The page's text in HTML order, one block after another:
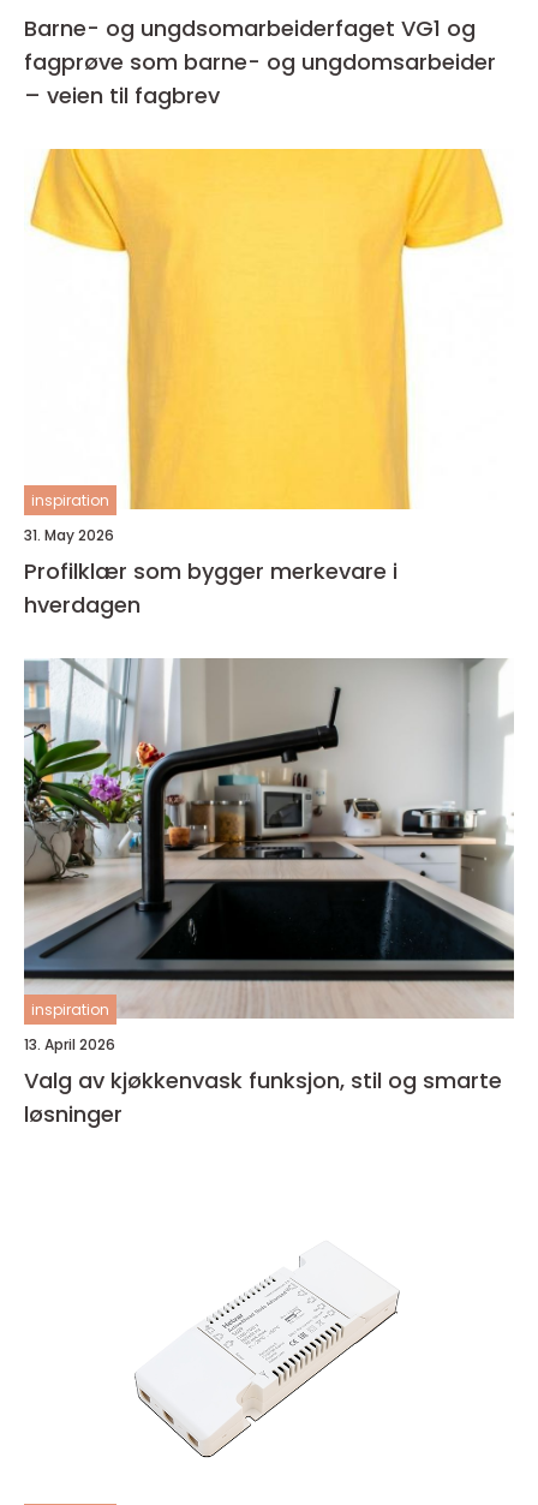
Barne- og ungdsomarbeiderfaget VG1 og
fagprøve som barne- og ungdomsarbeider
– veien til fagbrev
inspiration
31. May 2026
Profilklær som bygger merkevare i
hverdagen
inspiration
13. April 2026
Valg av kjøkkenvask funksjon, stil og smarte
løsninger